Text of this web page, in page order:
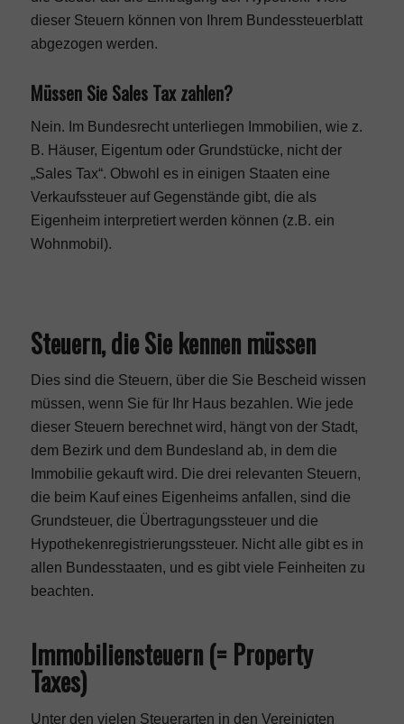
dieser Steuern können von Ihrem Bundessteuerblatt
abgezogen werden.
Müssen Sie Sales Tax zahlen?
Nein. Im Bundesrecht unterliegen Immobilien, wie z.
B. Häuser, Eigentum oder Grundstücke, nicht der
„Sales Tax“. Obwohl es in einigen Staaten eine
Verkaufssteuer auf Gegenstände gibt, die als
Eigenheim interpretiert werden können (z.B. ein
Wohnmobil).
Steuern, die Sie kennen müssen
Dies sind die Steuern, über die Sie Bescheid wissen
müssen, wenn Sie für Ihr Haus bezahlen. Wie jede
dieser Steuern berechnet wird, hängt von der Stadt,
dem Bezirk und dem Bundesland ab, in dem die
Immobilie gekauft wird. Die drei relevanten Steuern,
die beim Kauf eines Eigenheims anfallen, sind die
Grundsteuer, die Übertragungssteuer und die
Hypothekenregistrierungssteuer. Nicht alle gibt es in
allen Bundesstaaten, und es gibt viele Feinheiten zu
beachten.
Immobiliensteuern (= Property
Taxes)
Unter den vielen Steuerarten in den Vereinigten